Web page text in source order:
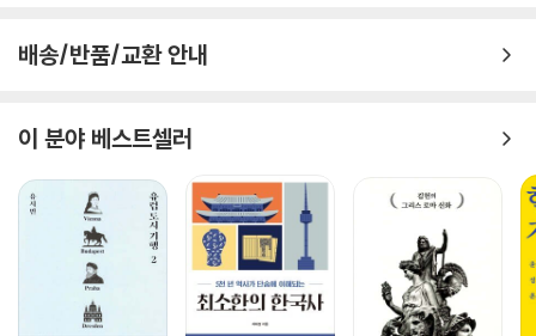
배송/반품/교환 안내
이 분야 베스트셀러